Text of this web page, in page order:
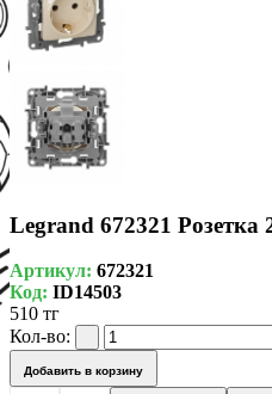
Legrand 672321
Артикул: 672321
Код: ID14503
510 тг
Кол-во:
Добавить в корзину